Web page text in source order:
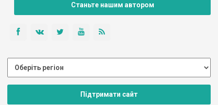
Станьте нашим автором
Підтримати сайт